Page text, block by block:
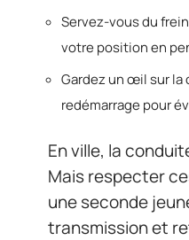
Servez-vous du
votre position en
Gardez un œil sur
redémarrage pour
En ville, la
Mais respecter
une seconde
transmission et